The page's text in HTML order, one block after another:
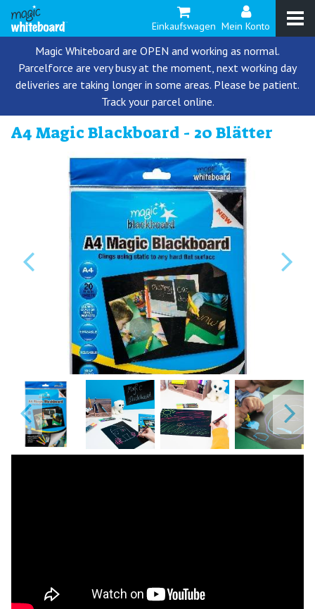
Einkaufswagen Mein Konto
Magic Whiteboard are OPEN and working as normal.
Parcelforce are very busy at the moment, next working day
deliveries are taking longer in some areas. Please be patient.
Track your parcel online.
A4 Magic Blackboard - 20 Blätter